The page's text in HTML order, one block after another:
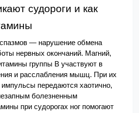
судороги и как
— нарушение обмена
нервных окончаний. Магний,
группы B участвуют в
и расслабления мышц. При их
передаются хаотично,
болезненным
при судорогах ног помогают